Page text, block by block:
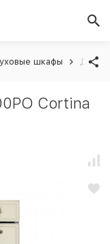
шкафы
Cortina